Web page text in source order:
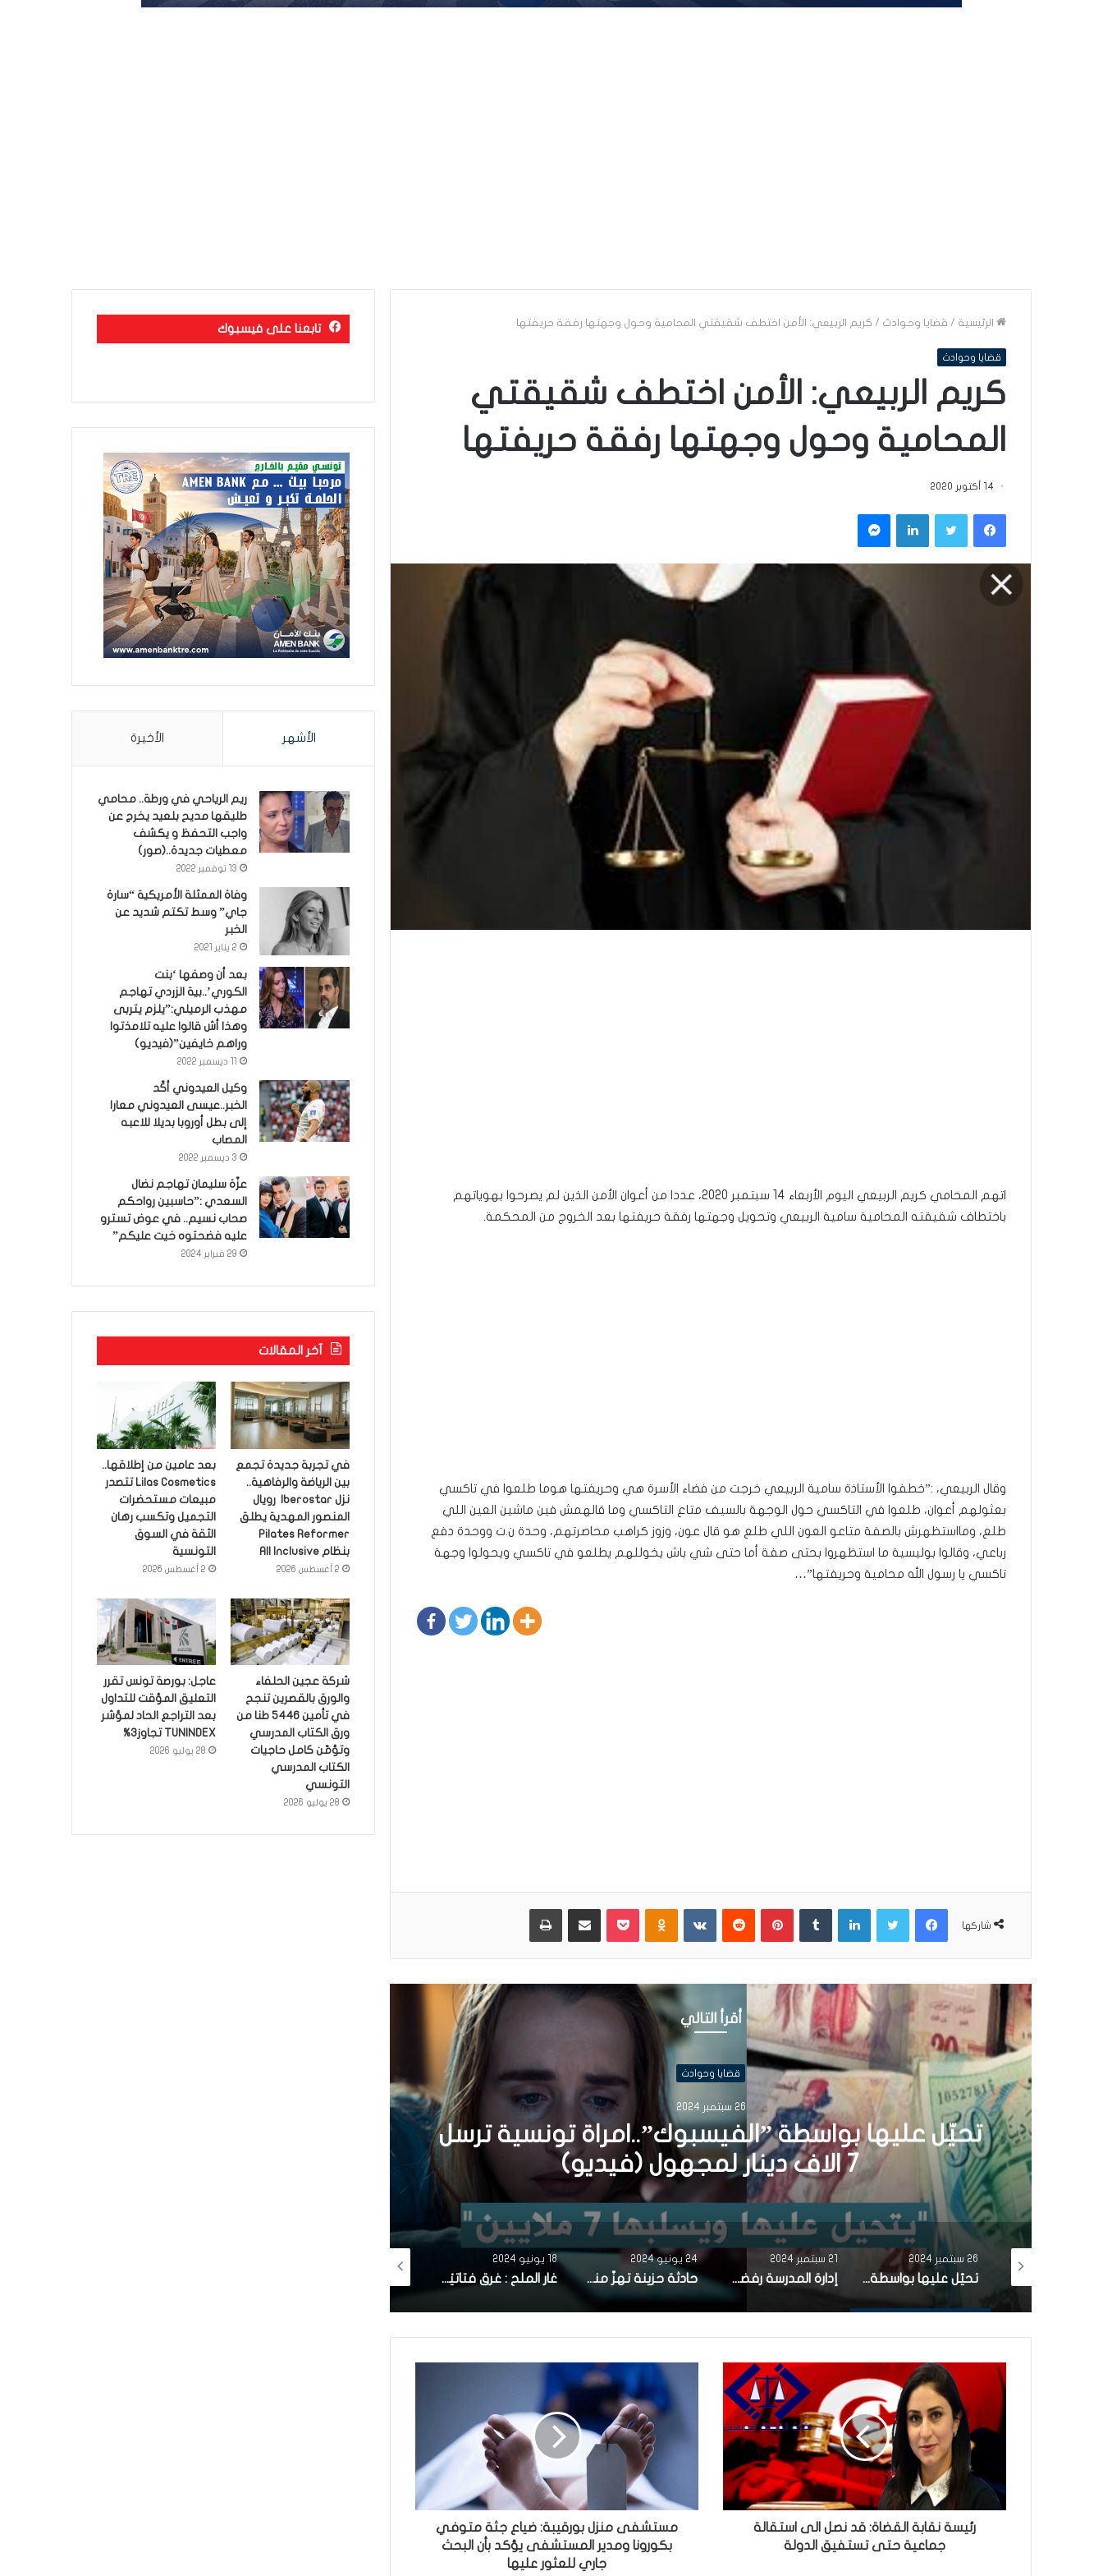
الرئيسية / قضايا وحوادث / كريم الربيعي: الأمن اختطف شقيقتي المحامية وحول وجهتها رفقة حريفتها
قضايا وحوادث
كريم الربيعي: الأمن اختطف شقيقتي
المحامية وحول وجهتها رفقة حريفتها
14 أكتوبر 2020
فيسبوكتويتر لينكدإن ماسنجر
اتهم المحامي كريم الربيعي اليوم الأربعاء 14 سبتمبر 2020، عددا من أعوان الأمن الذين لم يصرحوا بهوياتهم
باختطاف شقيقته المحامية سامية الربيعي وتحويل وجهتها رفقة حريفتها بعد الخروج من المحكمة.
وقال الربيعي، :”خطفوا الأستاذة سامية الربيعي خرجت من فضاء الأسرة هي وحريفتها هوما طلعوا في تاكسي
بعثولهم أعوان، طلعوا في التاكسي حول الوجهة بالسيف متاع التاكسي وما قالهمش فين ماشين العين اللي
طلع، ومااستظهرش بالصفة متاعو العون اللي طلع هو قال عون، وزوز كراهب محاصرتهم، وحدة ن.ت ووحدة دفع
رباعي، وقالوا بوليسية ما استظهروا بحتى صفة أما حتى شي باش يخوللهم يطلعو في تاكسي ويحولوا وجهة
تاكسي يا رسول الله محامية وحريفتها”…
شاركها
فيسبوكتويتر لينكدإن بينتيريست Odnoklassniki
بوكيت مشاركة عبر البريد طباعة
أقرأ التالي
قضايا وحوادث
26 سبتمبر 2024
تحيّل عليها بواسطة ”الفيسبوك”..امراة تونسية ترسل
7 الاف دينار لمجهول (فيديو)
26 سبتمبر 2024
تحيّل عليها بواسطة ”الفيسبوك”..امراة تونسية ترسل 7 الاف دينار لمجهول (فيديو)
21 سبتمبر 2024
إدارة المدرسة رفضت منحها بطاقة دخول:وفاة تلميذة دهسها جرار فلاحي امام المدرسة الاعدادية بعوسجة
24 يونيو 2024
حادثة حزينة تهزّ منوبة : وفاة الأم من شدّة فرحتها بنجاح ابنتها الوحيدة في البكالوريا
18 يونيو 2024
غار الملح : غرق فتاتيْن من نفس العائلة.. وإنقاذ 3 أخريات
رئيسة نقابة القضاة: قد نصل الى استقالة
جماعية حتى تستفيق الدولة
مستشفى منزل بورقيبة: ضياع جثة متوفي
بكورونا ومدير المستشفى يؤكد بأن البحث
جاري للعثور عليها
تابعنا على فيسبوك
الأشهر الأخيرة
ريم الرياحي في ورطة.. محامي
طليقها مديح بلعيد يخرج عن
واجب التحفظ و يكشف
معطيات جديدة..(صور)
13 نوفمبر 2022
وفاة الممثلة الأمريكية “سارة
جاي” وسط تكتم شديد عن
الخبر
2 يناير 2021
بعد أن وصفها ‘بنت
الكوري’..بية الزردي تهاجم
مهذب الرميلي:”يلزم يتربى
وهذا أش قالوا عليه تلامذتوا
وراهم خايفين”(فيديو)
وكيل العيدوني أكّد
الخبر..عيسى العيدوني معارا
إلى بطل أوروبا بديلا للاعبه
المصاب
3 ديسمبر 2022
عزّة سليمان تهاجم نضال
السعدي :”حاسبين رواحكم
صحاب نسيم.. في عوض تسترو
عليه فضحتوه خيت عليكم”
29 فبراير 2024
آخر المقالات
في تجربة جديدة تجمع
بين الرياضة والرفاهية..
نزل Iberostar رويال
المنصور المهدية يطلق
Pilates Reformer
بنظام All Inclusive
2 أغسطس 2026
بعد عامين من إطلاقها..
Lilas Cosmetics تتصدر
مبيعات مستحضرات
التجميل وتكسب رهان
الثقة في السوق
التونسية
2 أغسطس 2026
شركة عجين الحلفاء
والورق بالقصرين تنجح
في تأمين 5446 طنا من
ورق الكتاب المدرسي
وتؤمّن كامل حاجيات
الكتاب المدرسي
التونسي
28 يوليو 2026
عاجل: بورصة تونس تقرر
التعليق المؤقت للتداول
بعد التراجع الحاد لمؤشر
TUNINDEX تجاوز3%
28 يوليو 2026